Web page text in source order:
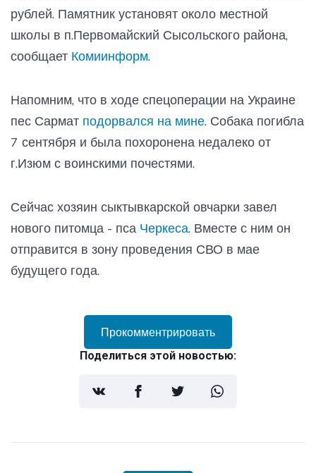
рублей. Памятник установят около местной
школы в п.Первомайский Сысольского района,
сообщает Комиинформ.
Напомним, что в ходе спецоперации на Украине
пес Сармат подорвался на мине. Собака погибла
7 сентября и была похоронена недалеко от
г.Изюм с воинскими почестями.
Сейчас хозяин сыктывкарской овчарки завел
нового питомца - пса Черкеса. Вместе с ним он
отправится в зону проведения СВО в мае
будущего года.
Прокомментрировать
Поделиться этой новостью: